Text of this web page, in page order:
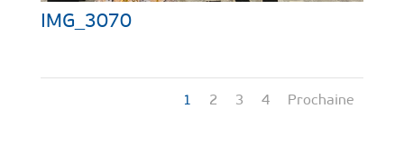
IMG_3070
1 2 3 4 Prochaine